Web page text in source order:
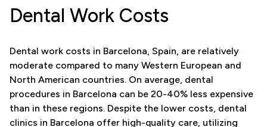
Dental Work Costs
Dental work costs in Barcelona, Spain, are relatively
moderate compared to many Western European and
North American countries. On average, dental
procedures in Barcelona can be 20-40% less expensive
than in these regions. Despite the lower costs, dental
clinics in Barcelona offer high-quality care, utilizing